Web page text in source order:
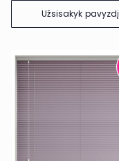
Užsisakyk pavyzdį